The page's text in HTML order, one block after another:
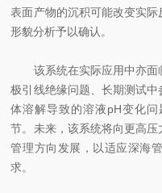
表面产物的沉积可能改变实
形貌分析予以确认。
该系统在实际应用中亦面
极引线绝缘问题、长期测试
体溶解导致的溶液pH变化
节。未来，该系统将向更高
管理方向发展，以适应深海
求。